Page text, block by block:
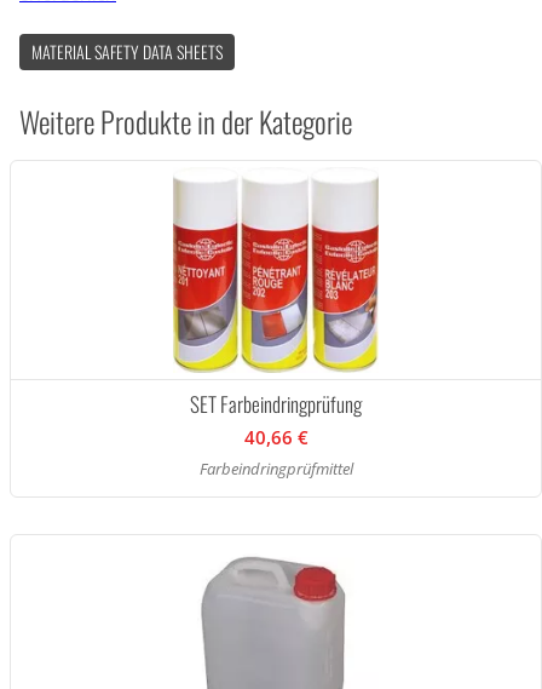
MATERIAL SAFETY DATA SHEETS
Weitere Produkte in der Kategorie
SET Farbeindringprüfung
40,66 €
Farbeindringprüfmittel